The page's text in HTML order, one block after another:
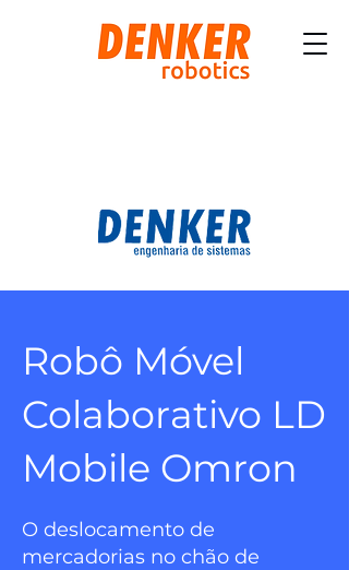
Robô Móvel
Colaborativo LD
Mobile Omron
O deslocamento de
mercadorias no chão de